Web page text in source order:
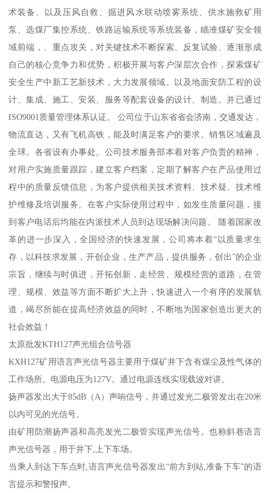
术装备、以及压风自救、掘进风水联动喷雾系统、供水施救矿用
泵、选煤厂集控系统、铁路运输系统等系统装备，瞄准煤矿安全领
域前端，、重点攻关，对关键技术不断探索、反复试验、逐渐形成
自己的核心竞争力和优势，积极开展与客户深层次合作，探索煤矿
安全生产中新工艺新技术，大力发展领域。以及地面安防工程的设
计、集成、施工、安装、服务等配套设备的设计、制造。并已通过
ISO9001质量管理体系认证。 公司位于山东省省会济南，交通发达，
物流直达，又有飞机高铁，能及时满足客户的要求。销售区域遍及
全球。各省设有办事处。公司技术服务部本着对客户负责的精神，
对用户实施质量跟踪，建立客户档案，定期了解客户在产品使用过
程中的质量反馈信息，为客户提供相关技术资料、技术疑、技术维
护维修及培训服务。在客户实际使用过程中，如发生质量问题，接
到客户电话后均能在内派技术人员到达现场解决问题。 随着国家改
革的进一步深入，全国经济的快速发展，公司将本着“以质量求生
存，以科技求发展，开创企业，生产产品，提供服务，创出”的企业
宗旨，继续与时俱进，开拓创新，走经营、规模经营的道路，在管
理、规模、效益等方面不断扩大上升，快速进入一个有序的发展轨
道，竭尽所能在提高经济效益的同时，不断地为国家创造出更大的
社会效益！
太原批发KTH127声光组合信号器
KXH127矿用语言声光信号器主要用于煤矿井下含有煤尘及性气体的
工作场所。电源电压为127V。通过电源连线实现载波对讲。
扬声器发出大于85dB（A）声响信号，并通过发光二极管发出在20米
以内可见的光信号。
由矿用防潮扬声器和高亮发光二极管实现声光信号。也称斜巷语言
声光信号器，用于井下,上下车场。
当乘人到达下车点时,语言声光信号器发出“前方到站,准备下车”的语
言提示和警报声。